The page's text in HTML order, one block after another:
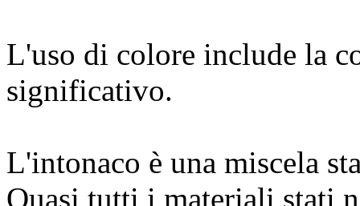
L'uso di colore include la
significativo.
L'intonaco è una miscela
Quasi tutti i materiali stati